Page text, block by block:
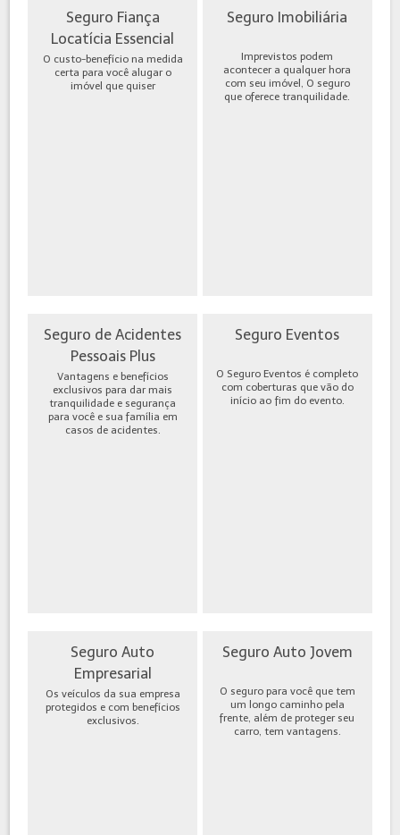
Seguro Fiança
Locatícia Essencial
O custo-benefício na medida
certa para você alugar o
imóvel que quiser
Seguro Imobiliária
Imprevistos podem
acontecer a qualquer hora
com seu imóvel, O seguro
que oferece tranquilidade.
Seguro de Acidentes
Pessoais Plus
Vantagens e benefícios
exclusivos para dar mais
tranquilidade e segurança
para você e sua família em
casos de acidentes.
Seguro Eventos
O Seguro Eventos é completo
com coberturas que vão do
início ao fim do evento.
Seguro Auto
Empresarial
Os veículos da sua empresa
protegidos e com benefícios
exclusivos.
Seguro Auto Jovem
O seguro para você que tem
um longo caminho pela
frente, além de proteger seu
carro, tem vantagens.